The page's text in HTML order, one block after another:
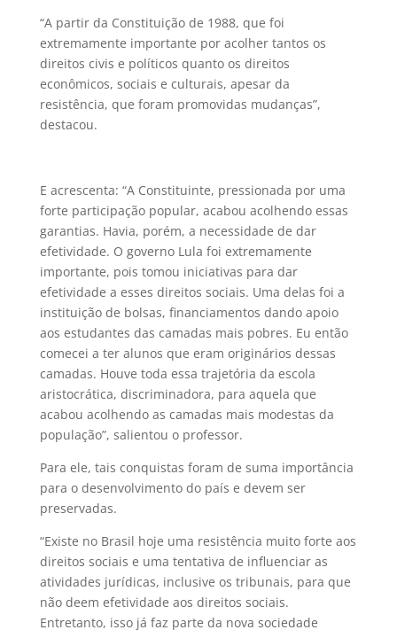
“A partir da Constituição de 1988, que foi
extremamente importante por acolher tantos os
direitos civis e políticos quanto os direitos
econômicos, sociais e culturais, apesar da
resistência, que foram promovidas mudanças”,
destacou.
E acrescenta: “A Constituinte, pressionada por uma
forte participação popular, acabou acolhendo essas
garantias. Havia, porém, a necessidade de dar
efetividade. O governo Lula foi extremamente
importante, pois tomou iniciativas para dar
efetividade a esses direitos sociais. Uma delas foi a
instituição de bolsas, financiamentos dando apoio
aos estudantes das camadas mais pobres. Eu então
comecei a ter alunos que eram originários dessas
camadas. Houve toda essa trajetória da escola
aristocrática, discriminadora, para aquela que
acabou acolhendo as camadas mais modestas da
população”, salientou o professor.
Para ele, tais conquistas foram de suma importância
para o desenvolvimento do país e devem ser
preservadas.
“Existe no Brasil hoje uma resistência muito forte aos
direitos sociais e uma tentativa de influenciar as
atividades jurídicas, inclusive os tribunais, para que
não deem efetividade aos direitos sociais.
Entretanto, isso já faz parte da nova sociedade